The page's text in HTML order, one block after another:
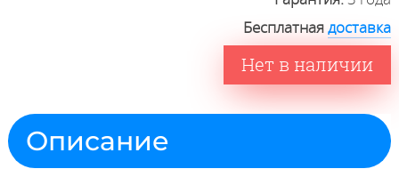
Бесплатнаядоставка
Нет в наличии
Описание